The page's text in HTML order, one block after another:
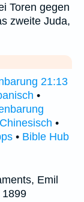
Toren gegen
zweite Juda,
21:13
•
•
• Bible Hub
Emil
1899